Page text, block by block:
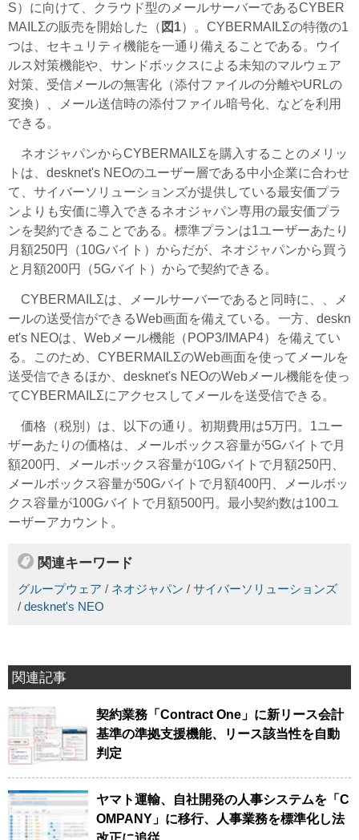
S）に向けて、クラウド型のメールサーバーであるCYBER
MAILΣの販売を開始した（ 図1）。CYBERMAILΣの特徴の1
つは、セキュリティ機能を一通り備えることである。ウイ
ルス対策機能や、サンドボックスによる未知のマルウェア
対策、受信メールの無害化（添付ファイルの分離やURLの
変換）、メール送信時の添付ファイル暗号化、などを利用
できる。
ネオジャパンからCYBERMAILΣを購入することのメリッ
トは、desknet's NEOのユーザー層である中小企業に合わせ
て、サイバーソリューションズが提供している最安価プラ
ンよりも安価に導入できるネオジャパン専用の最安価プラ
ンを契約できることである。標準プランは1ユーザーあたり
月額250円（10Gバイト）からだが、ネオジャパンから買う
と月額200円（5Gバイト）からで契約できる。
CYBERMAILΣは、メールサーバーであると同時に、、メ
ールの送受信ができるWeb画面を備えている。一方、deskn
et's NEOは、Webメール機能（POP3/IMAP4）を備えてい
る。このため、CYBERMAILΣのWeb画面を使ってメールを
送受信できるほか、desknet's NEOのWebメール機能を使っ
てCYBERMAILΣにアクセスしてメールを送受信できる。
価格（税別）は、以下の通り。初期費用は5万円。1ユー
ザーあたりの価格は、メールボックス容量が5Gバイトで月
額200円、メールボックス容量が10Gバイトで月額250円、
メールボックス容量が50Gバイトで月額400円、メールボッ
クス容量が100Gバイトで月額500円。最小契約数は100ユ
ーザーアカウント。
関連キーワード
グループウェア / ネオジャパン / サイバーソリューションズ
/ desknet's NEO
関連記事
契約業務「Contract One」に新リース会計
基準の準拠支援機能、リース該当性を自動
判定
ヤマト運輸、自社開発の人事システムを「C
OMPANY」に移行、人事業務を標準化し法